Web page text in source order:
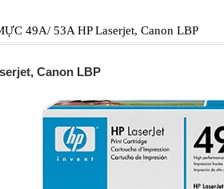
49A/ 53A HP Laserjet, Canon LBP
Canon LBP